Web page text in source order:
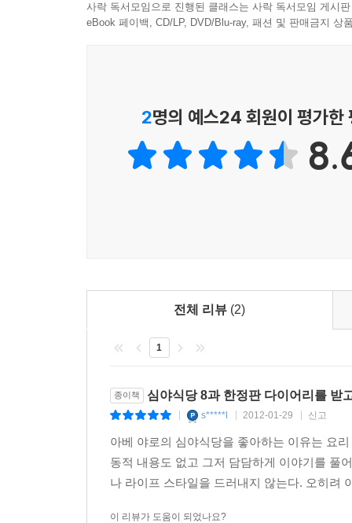
사락 독서모임으로 진행된 클래스는 사락 독서모임 게시
eBook 페이백, CD/LP, DVD/Blu-ray, 패션 및 판매금지 상
2명의 예스24 회원이 평가한
전체 리뷰 (2)
1
종이책 심야식당 8과 한정판 다이어리를 받
s*****l 2012-01-29 신고
아베 야로의 심야식당을 좋아하는 이유는 요
동적 내용도 없고 그저 담담하게 이야기를 풀
나 라이프 스타일을 드러내지 않는다. 오히려
이 리뷰가 도움이 되었나요?